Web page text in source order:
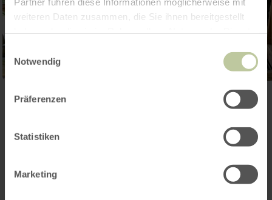
weiteren Daten zusammen, die Sie ihnen bereitgestellt
Notwendig
Präferenzen
Statistiken
Marketing
Contact